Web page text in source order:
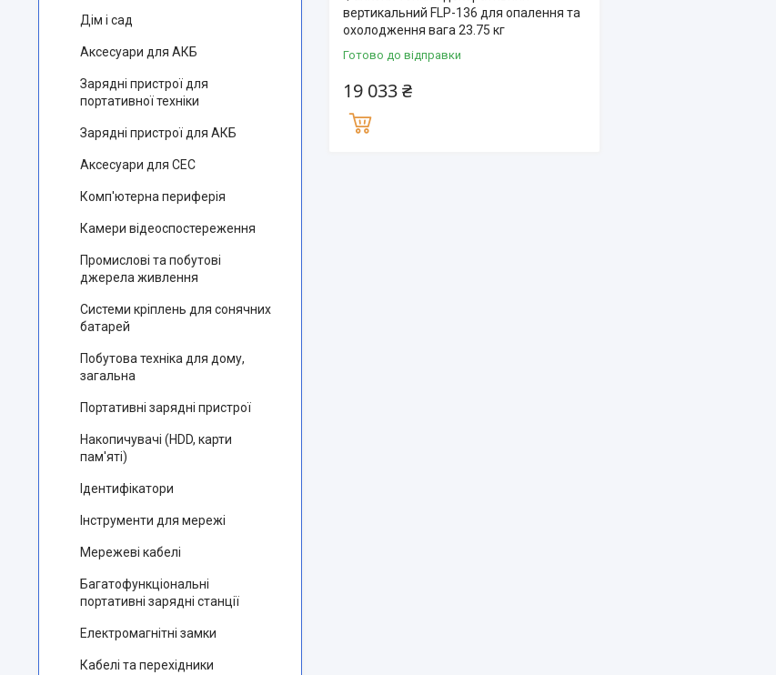
вертикальний FLP-136 для опалення та
охолодження вага 23.75 кг
Готово до відправки
19 033 ₴
Дім і сад
Аксесуари для АКБ
Зарядні пристрої для
портативної техніки
Зарядні пристрої для АКБ
Аксесуари для СЕС
Комп'ютерна периферія
Камери відеоспостереження
Промислові та побутові
джерела живлення
Системи кріплень для сонячних
батарей
Побутова техніка для дому,
загальна
Портативні зарядні пристрої
Накопичувачі (HDD, карти
пам'яті)
Ідентифікатори
Інструменти для мережі
Мережеві кабелі
Багатофункціональні
портативні зарядні станції
Електромагнітні замки
Кабелі та перехідники